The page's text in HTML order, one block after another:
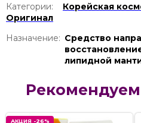
Категории:
Корейская
Оригинал
Назначение: Средство
липидной
АКЦИЯ -26%